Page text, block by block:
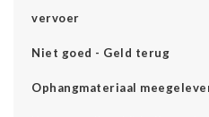
vervoer
Niet goed - Geld terug
Ophangmateriaal